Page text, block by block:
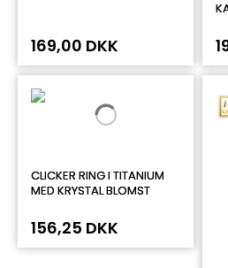
169,00 DKK
CLICKER RING I TITANIUM
MED KRYSTAL BLOMST
156,25 DKK